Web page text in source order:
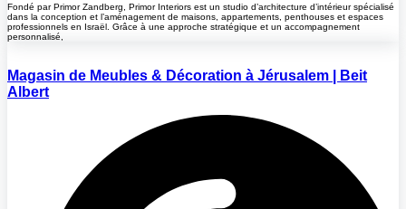
Fondé par Primor Zandberg, Primor Interiors est un studio d’architecture d’intérieur spécialisé
dans la conception et l’aménagement de maisons, appartements, penthouses et espaces
professionnels en Israël. Grâce à une approche stratégique et un accompagnement
personnalisé,
Magasin de Meubles & Décoration à Jérusalem | Beit
Albert